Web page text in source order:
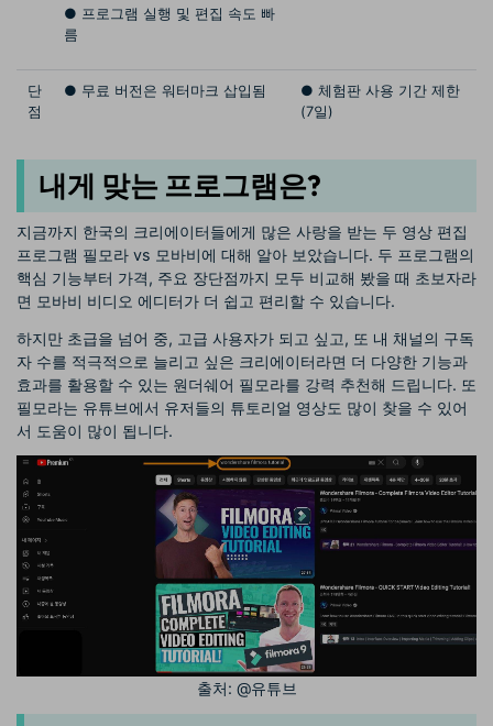
● 프로그램 실행 및 편집 속도 빠
름
단
점
● 무료 버전은 워터마크 삽입됨
● 체험판 사용 기간 제한
(7일)
내게 맞는 프로그램은?
지금까지 한국의 크리에이터들에게 많은 사랑을 받는 두 영상 편집
프로그램 필모라 vs 모바비에 대해 알아 보았습니다. 두 프로그램의
핵심 기능부터 가격, 주요 장단점까지 모두 비교해 봤을 때 초보자라
면 모바비 비디오 에디터가 더 쉽고 편리할 수 있습니다.
하지만 초급을 넘어 중, 고급 사용자가 되고 싶고, 또 내 채널의 구독
자 수를 적극적으로 늘리고 싶은 크리에이터라면 더 다양한 기능과
효과를 활용할 수 있는 원더쉐어 필모라를 강력 추천해 드립니다. 또
필모라는 유튜브에서 유저들의 튜토리얼 영상도 많이 찾을 수 있어
서 도움이 많이 됩니다.
출처: @유튜브